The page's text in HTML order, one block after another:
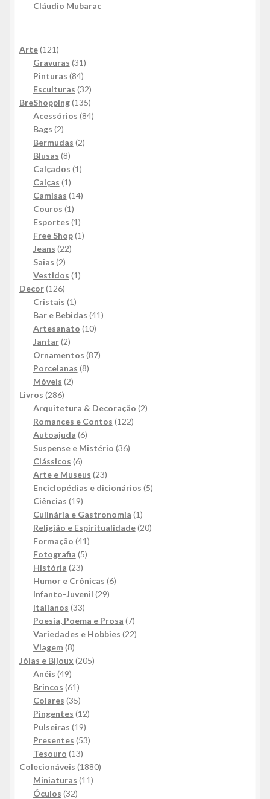
Cláudio Mubarac
Arte 121121
produtos
Gravuras 3131
produtos
Pinturas 8484
produtos
Esculturas 3232
produtos
BreShopping 135135
produtos
Acessórios 8484
Bags 22
produtos
Bermudas 22
Blusas 88
produtos
Calçados 11
Calças 11
produto
Camisas 1414
Couros 11
produto
Esportes 11
produto
Free Shop 11
Jeans 2222
Saias 22
produtos
Vestidos 11
Decor 126126
produtos
Cristais 11
produto
Bar e Bebidas 4141
Artesanato 1010
Jantar 22
produtos
Ornamentos 8787
Porcelanas 88
Móveis 22
Livros 286286
produtos
Arquitetura & Decoração 22
Romances e Contos 122122
Autoajuda 66
produtos
Suspense e Mistério 3636
Clássicos 66
produtos
Arte e Museus 2323
produtos
Enciclopédias e dicionários 55
Ciências 1919
produtos
Culinária e Gastronomia 11
produto
Religião e Espiritualidade 2020
Formação 4141
produtos
Fotografia 55
História 2323
produtos
Humor e Crônicas 66
Infanto-Juvenil 2929
Italianos 3333
produtos
Poesia, Poema e Prosa 77
produtos
Variedades e Hobbies 2222
Viagem 88
produtos
Jóias e Bijoux 205205
Anéis 4949
produtos
Brincos 6161
produtos
Colares 3535
produtos
Pingentes 1212
Pulseiras 1919
produtos
Presentes 5353
Tesouro 1313
produtos
Colecionáveis 18801880
Miniaturas 1111
Óculos 3232